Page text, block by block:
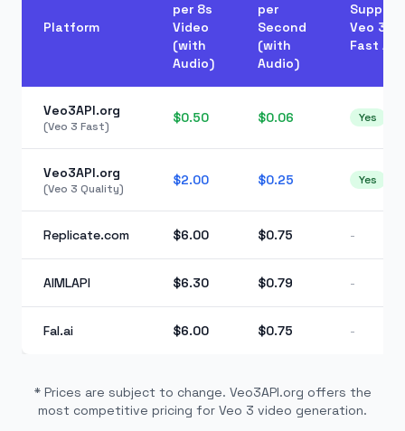
Platform
per 8s
Video
(with
Audio)
per
Second
(with
Audio)
Veo 3
Fast API
Veo3API.org
(Veo 3 Fast)
$0.50 $0.06 Yes
Veo3API.org
(Veo 3 Quality)
$2.00 $0.25 Yes
Replicate.com $6.00 $0.75 -
AIMLAPI $6.30 $0.79 -
Fal.ai $6.00 $0.75 -
* Prices are subject to change. Veo3API.org offers the
most competitive pricing for Veo 3 video generation.